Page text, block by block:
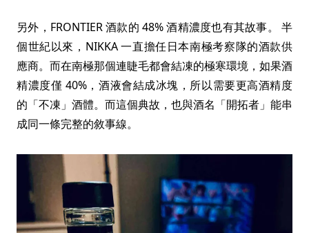
另外，FRONTIER 酒款的 48% 酒精濃度也有其故事。 半
個世紀以來，NIKKA 一直擔任日本南極考察隊的酒款供
應商。而在南極那個連睫毛都會結凍的極寒環境，如果酒
精濃度僅 40%，酒液會結成冰塊，所以需要更高酒精度
的「不凍」酒體。而這個典故，也與酒名「開拓者」能串
成同一條完整的敘事線。